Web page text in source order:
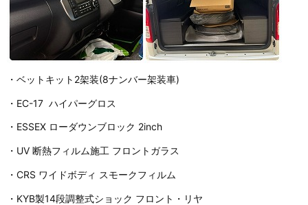
・ベットキット2架装(8ナンバー架装車)
・EC-17 ハイパーグロス
・ESSEX ローダウンブロック 2inch
・UV 断熱フィルム施工 フロントガラス
・CRS ワイドボディ スモークフィルム
・KYB製14段調整式ショック フロント・リヤ